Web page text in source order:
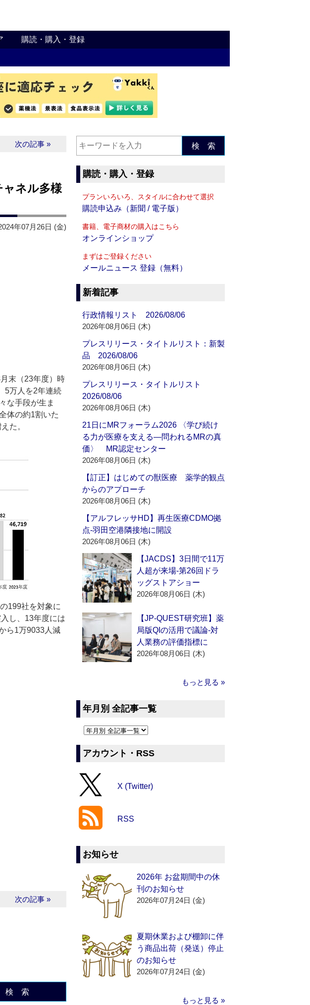
購読・購入・登録
次の記事 »
ャネル多様
年07月26日 (金)
末（23年度）時
5万人を2年連続
な手段が生ま
体の約1割いた
た。
199社を対象に
し、13年度には
ら1万9033人減
次の記事 »
検 索
検 索
購読・購入・登録
プランいろいろ、スタイルに合わせて選択
購読申込み（新聞 / 電子版）
書籍、電子商材の購入はこちら
オンラインショップ
まずはご登録ください
メールニュース 登録（無料）
新着記事
行政情報リスト 2026/08/06
2026年08月06日 (木)
プレスリリース・タイトルリスト：新製
品 2026/08/06
2026年08月06日 (木)
プレスリリース・タイトルリスト
2026/08/06
2026年08月06日 (木)
21日にMRフォーラム2026 〈学び続け
る力が医療を支える―問われるMRの真
価〉 MR認定センター
2026年08月06日 (木)
【訂正】はじめての獣医療 薬学的観点
からのアプローチ
2026年08月06日 (木)
【アルフレッサHD】再生医療CDMO拠
点‐羽田空港隣接地に開設
2026年08月06日 (木)
【JACDS】3日間で11万
人超が来場‐第26回ドラ
ッグストアショー
2026年08月06日 (木)
【JP-QUEST研究班】薬
局版QIの活用で議論‐対
人業務の評価指標に
2026年08月06日 (木)
もっと見る »
年月別 全記事一覧
アカウント・RSS
X (Twitter)
RSS
お知らせ
2026年 お盆期間中の休
刊のお知らせ
2026年07月24日 (金)
夏期休業および棚卸に伴
う商品出荷（発送）停止
のお知らせ
2026年07月24日 (金)
もっと見る »